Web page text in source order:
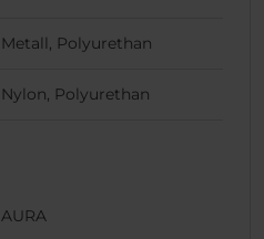
Metall, Polyurethan
Nylon, Polyurethan
AURA